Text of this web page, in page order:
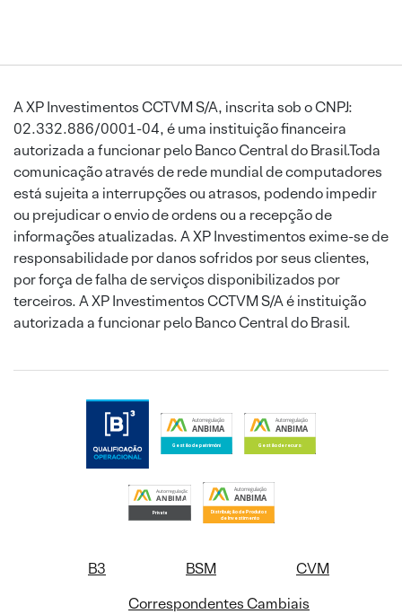
A XP Investimentos CCTVM S/A, inscrita sob o CNPJ:
02.332.886/0001-04, é uma instituição financeira
autorizada a funcionar pelo Banco Central do Brasil.Toda
comunicação através de rede mundial de computadores
está sujeita a interrupções ou atrasos, podendo impedir
ou prejudicar o envio de ordens ou a recepção de
informações atualizadas. A XP Investimentos exime-se de
responsabilidade por danos sofridos por seus clientes,
por força de falha de serviços disponibilizados por
terceiros. A XP Investimentos CCTVM S/A é instituição
autorizada a funcionar pelo Banco Central do Brasil.
B3 BSM
CVM
Correspondentes Cambiais